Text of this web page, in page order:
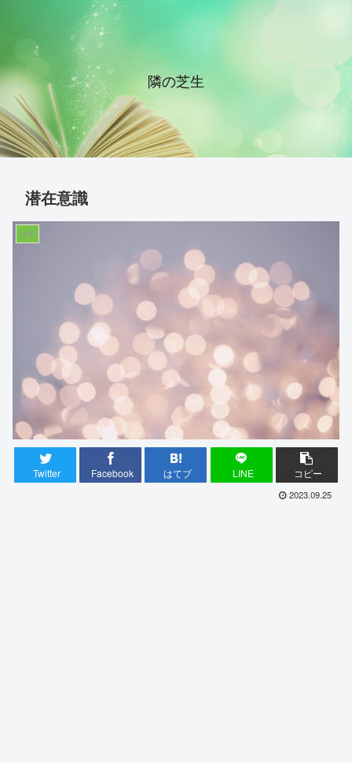
隣の芝生
潜在意識
仕事
Twitter Facebook はてブ LINE コピー
2023.09.25